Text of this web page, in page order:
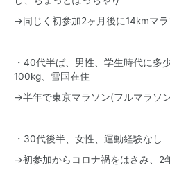
→同じく初参加2ヶ月後に14kmマラ
・40代半ば、男性、学生時代に多
100kg、雪国在住
→半年で東京マラソン(フルマラソ
・30代後半、女性、運動経験なし
→初参加からコロナ禍をはさみ、2